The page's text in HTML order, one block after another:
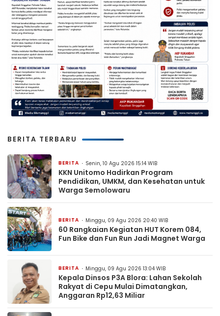
BERITA TERBARU
BERITA Senin, 10 Agu 2026 15:14 WIB
KKN Unitomo Hadirkan Program
Pendidikan, UMKM, dan Kesehatan untuk
Warga Semolowaru
BERITA Minggu, 09 Agu 2026 20:40 WIB
60 Rangkaian Kegiatan HUT Korem 084,
Fun Bike dan Fun Run Jadi Magnet Warga
BERITA Minggu, 09 Agu 2026 13:04 WIB
Kepala Dinsos P3A Blora: Lahan Sekolah
Rakyat di Cepu Mulai Dimatangkan,
Anggaran Rp12,63 Miliar